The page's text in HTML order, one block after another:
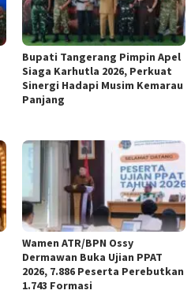
Bupati Tangerang Pimpin Apel
Siaga Karhutla 2026, Perkuat
Sinergi Hadapi Musim Kemarau
Panjang
Wamen ATR/BPN Ossy
Dermawan Buka Ujian PPAT
2026, 7.886 Peserta Perebutkan
1.743 Formasi